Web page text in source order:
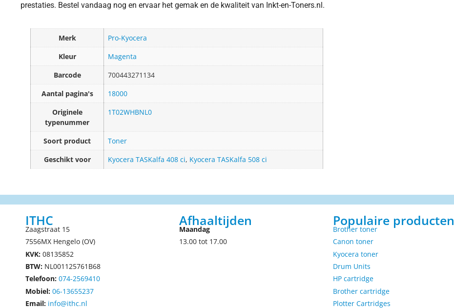
prestaties. Bestel vandaag nog en ervaar het gemak en de kwaliteit van Inkt-en-Toners.nl.
Merk
Pro-Kyocera
Kleur
Magenta
Barcode
700443271134
Aantal pagina's
18000
Originele
typenummer
1T02WHBNL0
Soort product
Toner
Geschikt voor
Kyocera TASKalfa 408 ci, Kyocera TASKalfa 508 ci
ITHC
Zaagstraat 15
7556MX Hengelo (OV)
KVK: 08135852
BTW: NL001125761B68
Telefoon: 074-2569410
Mobiel: 06-13655237
Email: info@ithc.nl
Afhaaltijden
Maandag
13.00 tot 17.00
Populaire producten
Brother toner
Canon toner
Kyocera toner
Drum Units
HP cartridge
Brother cartridge
Plotter Cartridges